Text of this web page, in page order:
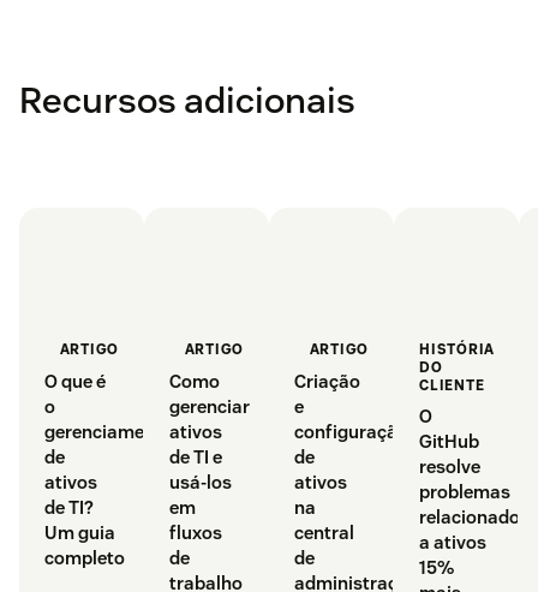
Recursos adicionais
ARTIGO
O que é
o
gerenciamento
de
ativos
de TI?
Um guia
completo
ARTIGO
Como
gerenciar
ativos
de TI e
usá-los
em
fluxos
de
trabalho
ARTIGO
Criação
e
configuração
de
ativos
na
central
de
administração
HISTÓRIA
DO
CLIENTE
O
GitHub
resolve
problemas
relacionados
a ativos
15%